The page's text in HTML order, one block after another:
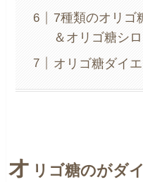
7種類のオリゴ
＆オリゴ糖シ
オリゴ糖ダイ
オ リゴ糖のがダ